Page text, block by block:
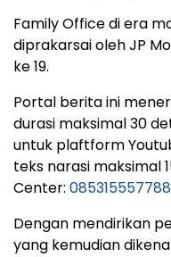
Family Office di era
diprakarsai oleh JP
ke 19.
Portal berita ini
durasi maksimal 30
untuk plaftform
teks narasi maksimal
Center:
Dengan mendirikan
yang kemudian